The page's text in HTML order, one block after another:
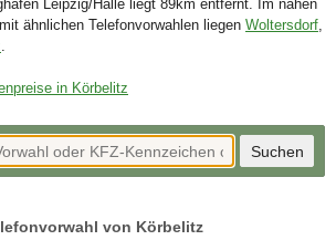
Leipzig/Halle liegt 89km entfernt. Im nahen
ähnlichen Telefonvorwahlen liegen Woltersdorf,
.
in Körbelitz
von Körbelitz